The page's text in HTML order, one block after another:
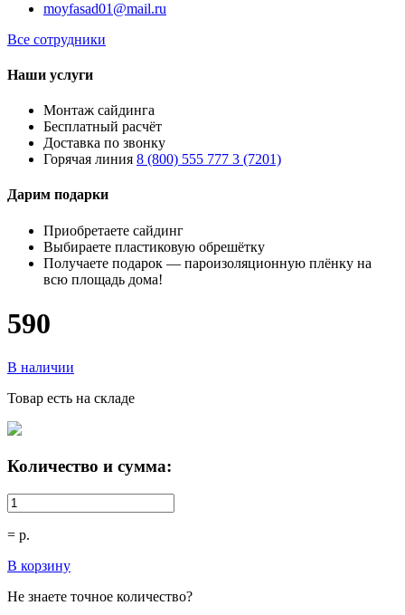
moyfasad01@mail.ru
Все сотрудники
Наши услуги
Монтаж сайдинга
Бесплатный расчёт
Доставка по звонку
Горячая линия 8 (800) 555 777 3 (7201)
Дарим подарки
Приобретаете сайдинг
Выбираете пластиковую обрешётку
Получаете подарок — пароизоляционную плёнку на
всю площадь дома!
590
В наличии
Товар есть на складе
Количество и сумма:
= р.
В корзину
Не знаете точное количество?